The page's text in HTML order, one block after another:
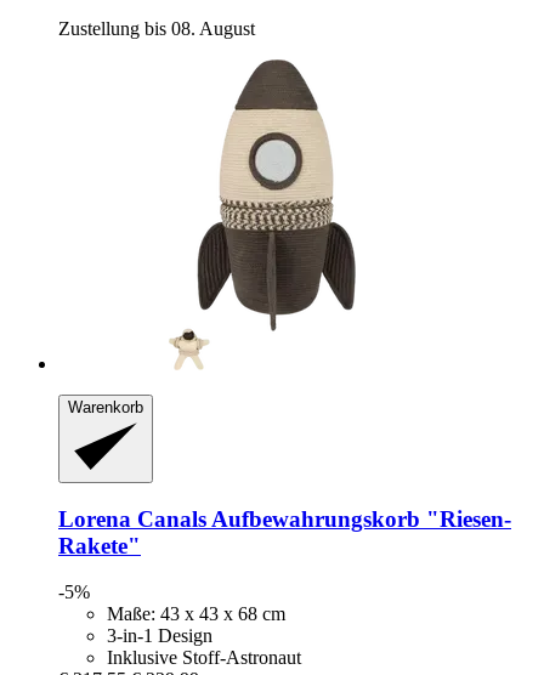
Zustellung bis 08. August
Warenkorb
Lorena Canals Aufbewahrungskorb "Riesen-​
Rakete"
-5%
Maße: 43 x 43 x 68 cm
3-in-1 Design
Inklusive Stoff-Astronaut